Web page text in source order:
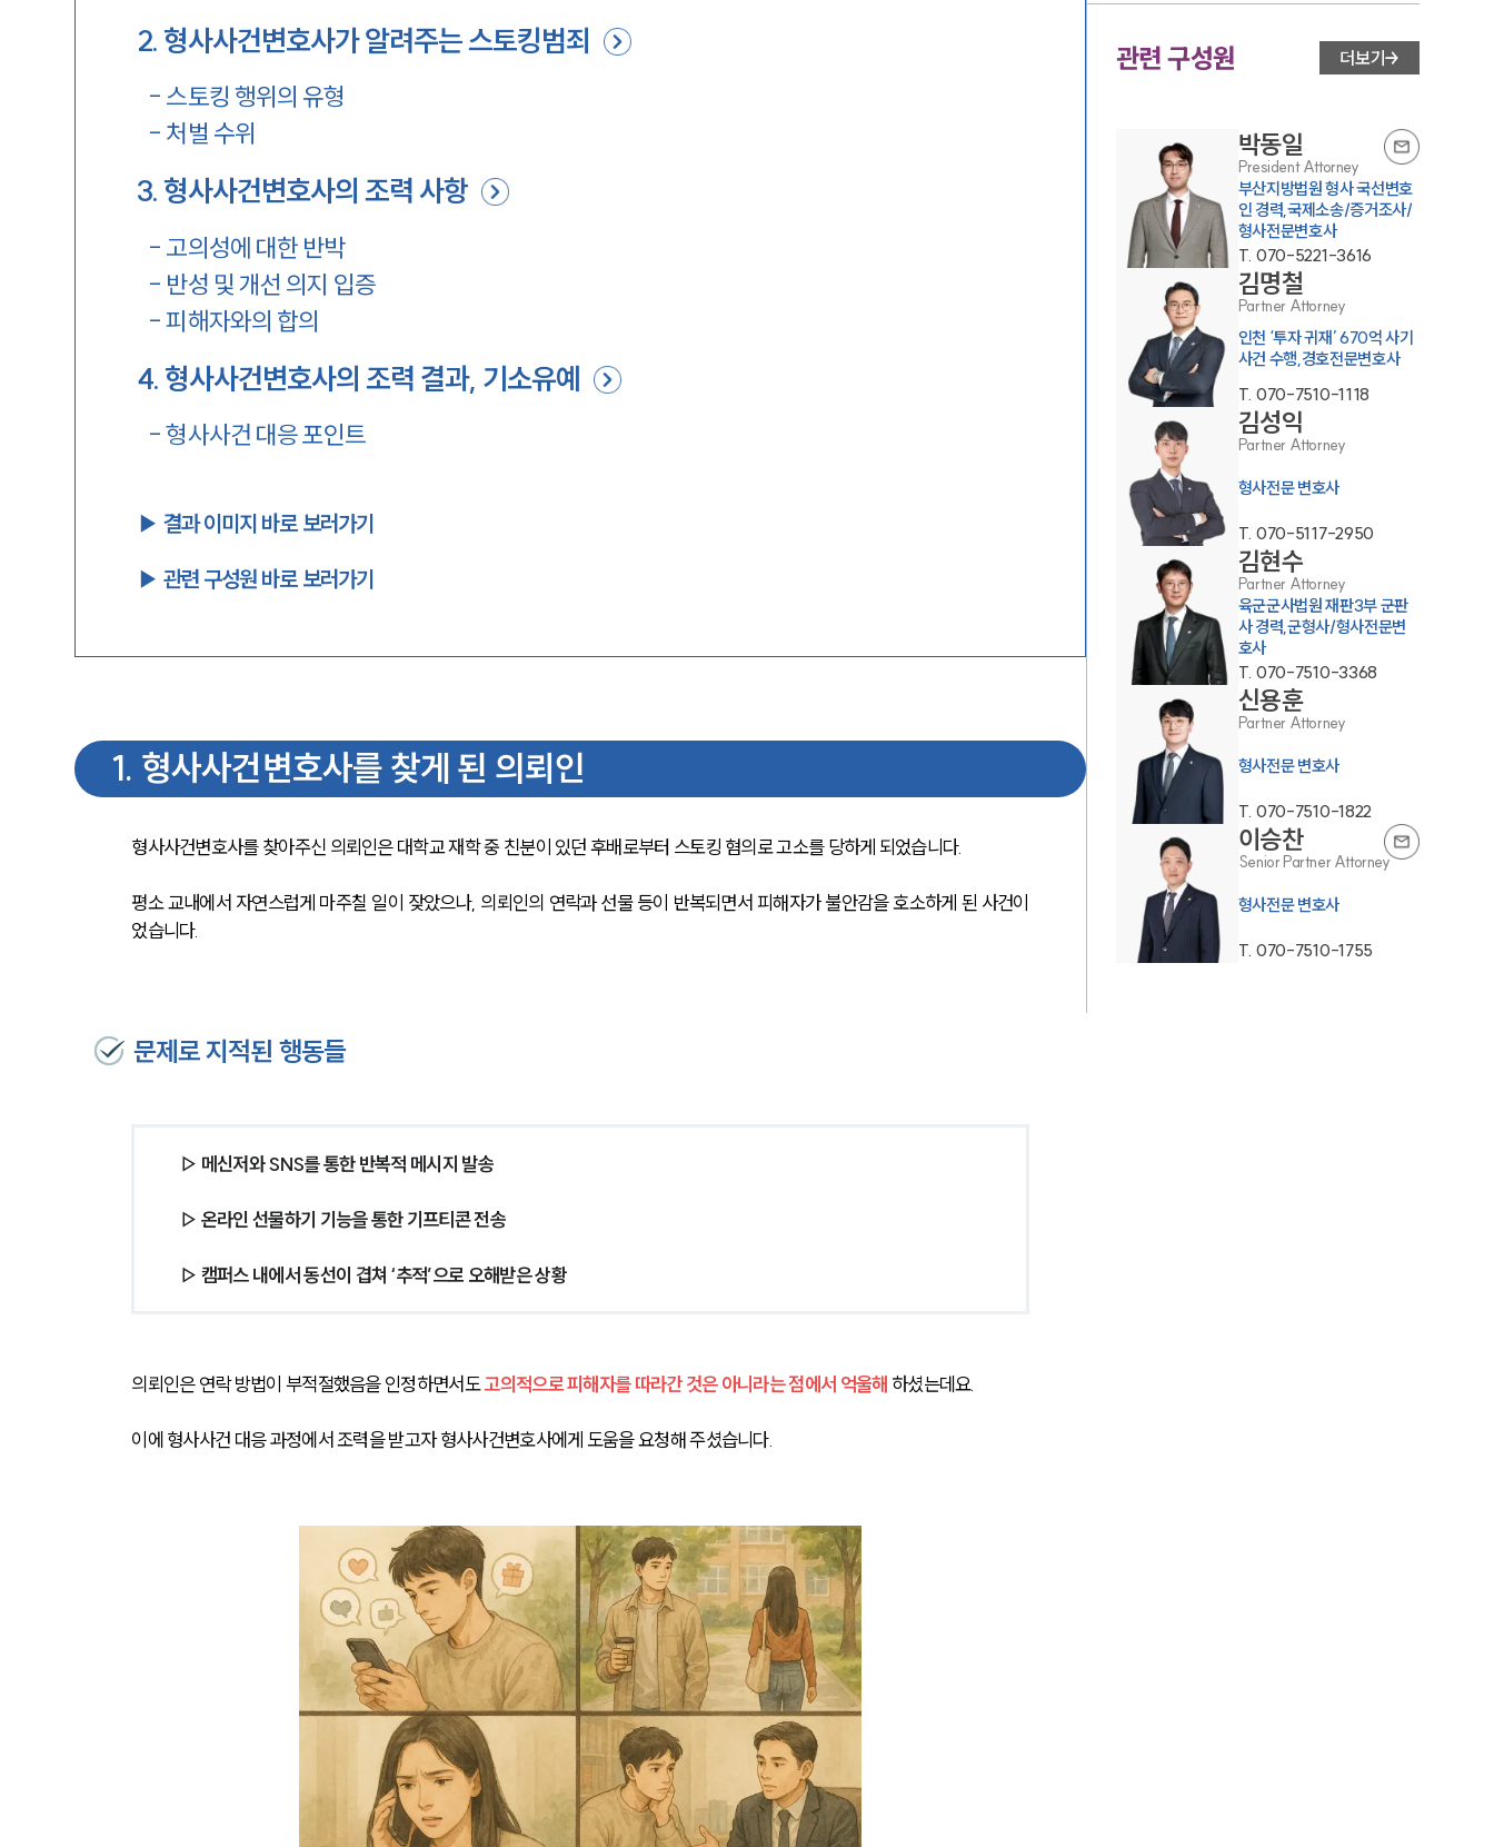
그룹소개
그룹소개
대륜의 강점
오시는 길
글로벌 파트너 로펌
고객의 소리
통합검색
AI대륜
업무사례
2. 형사사건변호사가 알려주는 스토킹범죄
- 스토킹 행위의 유형
- 처벌 수위
3. 형사사건변호사의 조력 사항
- 고의성에 대한 반박
- 반성 및 개선 의지 입증
-피해자와의 합의
4. 형사사건변호사의 조력 결과, 기소유예
-형사사건 대응 포인트
▶︎ 결과 이미지 바로 보러가기
▶︎ 관련 구성원 바로 보러가기
1. 형사사건변호사를 찾게 된 의뢰인
형사사건변호사를 찾아주신 의뢰인은 대학교 재학 중 친분이 있던 후배로부터 스토킹 혐의로 고소를 당하게 되었습니다.
평소 교내에서 자연스럽게 마주칠 일이 잦았으나, 의뢰인의 연락과 선물 등이 반복되면서 피해자가 불안감을 호소하게 된 사건이
었습니다.
문제로 지적된 행동들
▷ 메신저와 SNS를 통한 반복적 메시지 발송
▷ 온라인 선물하기 기능을 통한 기프티콘 전송
▷ 캠퍼스 내에서 동선이 겹쳐 ‘추적’으로 오해받은 상황
의뢰인은 연락 방법이 부적절했음을 인정하면서도 고의적으로 피해자를 따라간 것은 아니라는 점에서 억울해 하셨는데요.
이에 형사사건 대응 과정에서 조력을 받고자 형사사건변호사에게 도움을 요청해 주셨습니다.
관련 구성원 더보기
박동일
President Attorney
부산지방법원 형사 국선변호
인 경력,국제소송/증거조사/
형사전문변호사
T. 070-5221-3616
김명철
Partner Attorney
인천 ‘투자 귀재’ 670억 사기
사건 수행,경호전문변호사
T. 070-7510-1118
김성익
Partner Attorney
형사전문 변호사
T. 070-5117-2950
김현수
Partner Attorney
육군군사법원 재판3부 군판
사 경력,군형사/형사전문변
호사
T. 070-7510-3368
신용훈
Partner Attorney
형사전문 변호사
T. 070-7510-1822
이승찬
Senior Partner Attorney
형사전문 변호사
T. 070-7510-1755